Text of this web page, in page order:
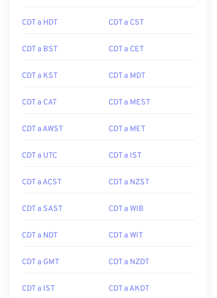
CDT a HDT CDT a CST
CDT a BST CDT a CET
CDT a KST CDT a MDT
CDT a CAT CDT a MEST
CDT a AWST CDT a MET
CDT a UTC CDT a IST
CDT a ACST CDT a NZST
CDT a SAST CDT a WIB
CDT a NDT CDT a WIT
CDT a GMT CDT a NZDT
CDT a IST CDT a AKDT